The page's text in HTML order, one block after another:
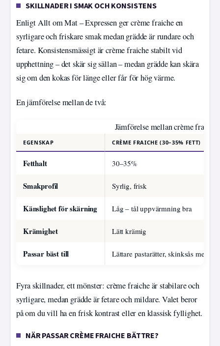
SKILLNADER I SMAK OCH KONSISTENS
Enligt Allt om Mat – Expressen ger crème fraiche en
syrligare och friskare smak medan grädde är rundare och
fetare. Konsistensmässigt är crème fraiche stabilt vid
upphettning – det skär sig sällan – medan grädde kan skära
sig om den kokas för länge eller får för hög värme.
En jämförelse mellan de två:
Jämförelse mellan crème fraiche
EGENSKAP CRÈME FRAICHE (30–35% FETT)
Fetthalt 30–35%
Smakprofil Syrlig, frisk
Känslighet för skärning Låg – tål uppvärmning bra
Krämighet Lätt krämig
Passar bäst till Lättare pastarätter, skinksås med
Fyra skillnader, ett mönster: crème fraiche är stabilare och
syrligare, medan grädde är fetare och mildare. Valet beror
på om du vill ha en frisk kontrast eller en klassisk fyllighet.
NÄR PASSAR CRÈME FRAICHE BÄTTRE?